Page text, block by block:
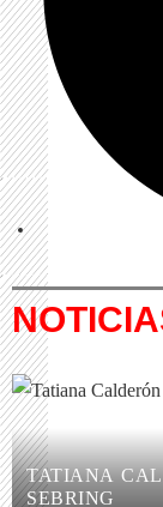
TATIANA
SEBRING